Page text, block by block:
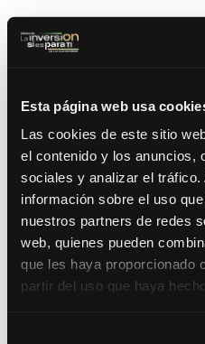
Esta página web usa
Las cookies de este sitio
el contenido y los anuncios,
sociales y analizar el
información sobre el uso
nuestros partners de redes
web, quienes pueden
que les haya proporcionado
partir del uso que haya